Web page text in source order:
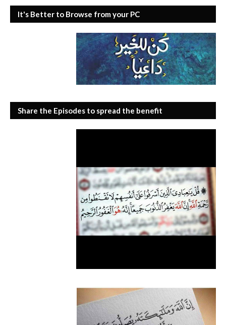
It's Better to Browse from your PC
Share the Episodes to spread the benefit